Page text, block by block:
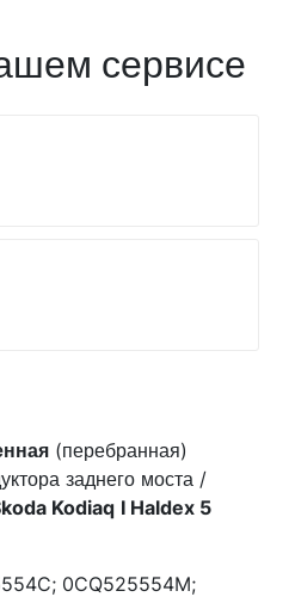
(перебранная)
заднего моста /
Kodiaq I Haldex 5
0CQ525554M;
сервисе